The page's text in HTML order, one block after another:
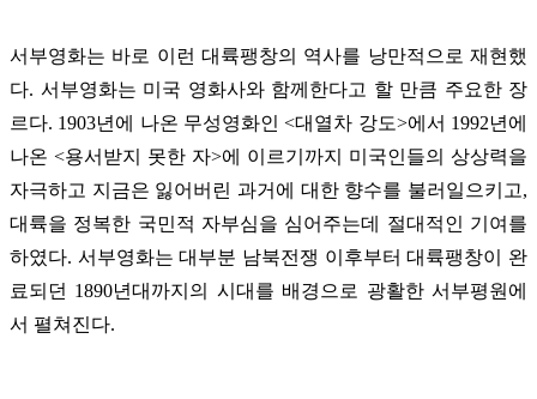
서부영화는 바로 이런 대륙팽창의 역사를 낭만적으로 재현했
다. 서부영화는 미국 영화사와 함께한다고 할 만큼 주요한 장
르다. 1903년에 나온 무성영화인 <대열차 강도>에서 1992년에
나온 <용서받지 못한 자>에 이르기까지 미국인들의 상상력을
자극하고 지금은 잃어버린 과거에 대한 향수를 불러일으키고,
대륙을 정복한 국민적 자부심을 심어주는데 절대적인 기여를
하였다. 서부영화는 대부분 남북전쟁 이후부터 대륙팽창이 완
료되던 1890년대까지의 시대를 배경으로 광활한 서부평원에
서 펼쳐진다.